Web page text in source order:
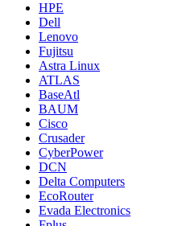
HPE
Dell
Lenovo
Fujitsu
Astra Linux
ATLAS
BaseAtl
BAUM
Cisco
Crusader
CyberPower
DCN
Delta Computers
EcoRouter
Evada Electronics